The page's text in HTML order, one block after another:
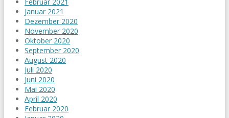
Januar 2021
Dezember 2020
November 2020
Oktober 2020
September 2020
August 2020
Juli 2020
Juni 2020
Mai 2020
April 2020
Februar 2020